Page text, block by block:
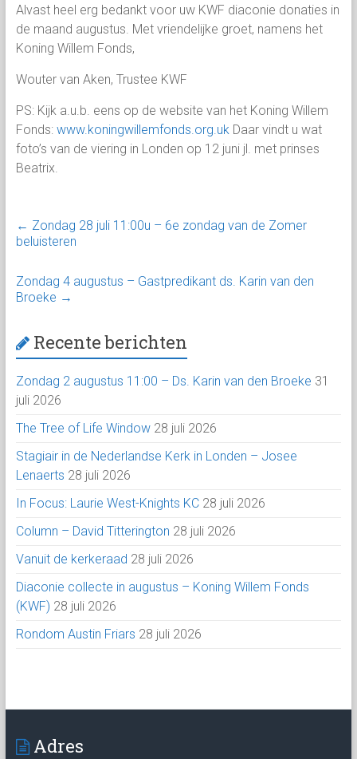
Alvast heel erg bedankt voor uw KWF diaconie donaties in
de maand augustus. Met vriendelijke groet, namens het
Koning Willem Fonds,
Wouter van Aken, Trustee KWF
PS: Kijk a.u.b. eens op de website van het Koning Willem
Fonds:www.koningwillemfonds.org.ukDaar vindt u wat
foto’s van de viering in Londen op 12 juni jl. met prinses
Beatrix.
← Zondag 28 juli 11:00u – 6e zondag van de Zomer
beluisteren
Zondag 4 augustus – Gastpredikant ds. Karin van den
Broeke →
Recente berichten
Zondag 2 augustus 11:00 – Ds. Karin van den Broeke 31
juli 2026
The Tree of Life Window 28 juli 2026
Stagiair in de Nederlandse Kerk in Londen – Josee
Lenaerts 28 juli 2026
In Focus: Laurie West-Knights KC 28 juli 2026
Column – David Titterington 28 juli 2026
Vanuit de kerkeraad 28 juli 2026
Diaconie collecte in augustus – Koning Willem Fonds
(KWF) 28 juli 2026
Rondom Austin Friars 28 juli 2026
Adres